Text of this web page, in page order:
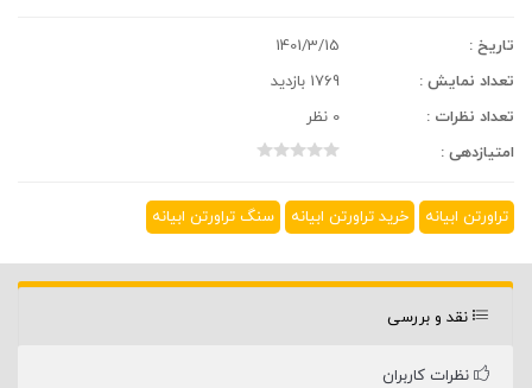
تاریخ :
1401/3/15
تعداد نمایش :
1769 بازدید
تعداد نظرات :
0 نظر
امتیازدهی :
تراورتن ابیانه خرید تراورتن ابیانه سنگ تراورتن ابیانه
نقد و بررسی
نظرات کاربران